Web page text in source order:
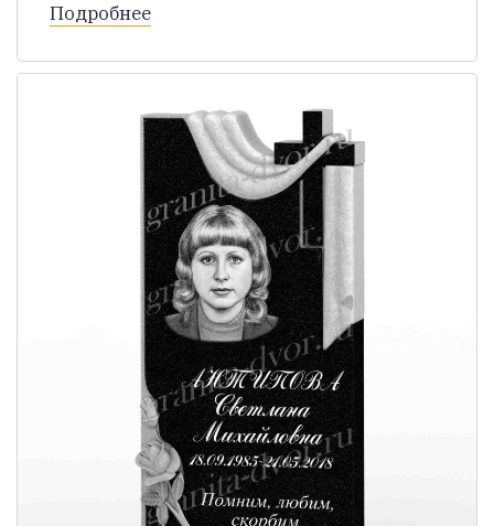
Подробнее